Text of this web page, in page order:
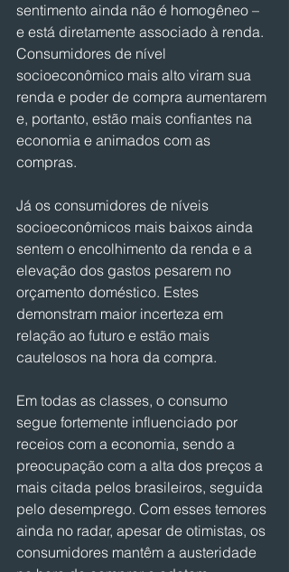
sentimento ainda não é homogêneo –
e está diretamente associado à renda.
Consumidores de nível
socioeconômico mais alto viram sua
renda e poder de compra aumentarem
e, portanto, estão mais confiantes na
economia e animados com as
compras.
Já os consumidores de níveis
socioeconômicos mais baixos ainda
sentem o encolhimento da renda e a
elevação dos gastos pesarem no
orçamento doméstico. Estes
demonstram maior incerteza em
relação ao futuro e estão mais
cautelosos na hora da compra.
Em todas as classes, o consumo
segue fortemente influenciado por
receios com a economia, sendo a
preocupação com a alta dos preços a
mais citada pelos brasileiros, seguida
pelo desemprego. Com esses temores
ainda no radar, apesar de otimistas, os
consumidores mantêm a austeridade